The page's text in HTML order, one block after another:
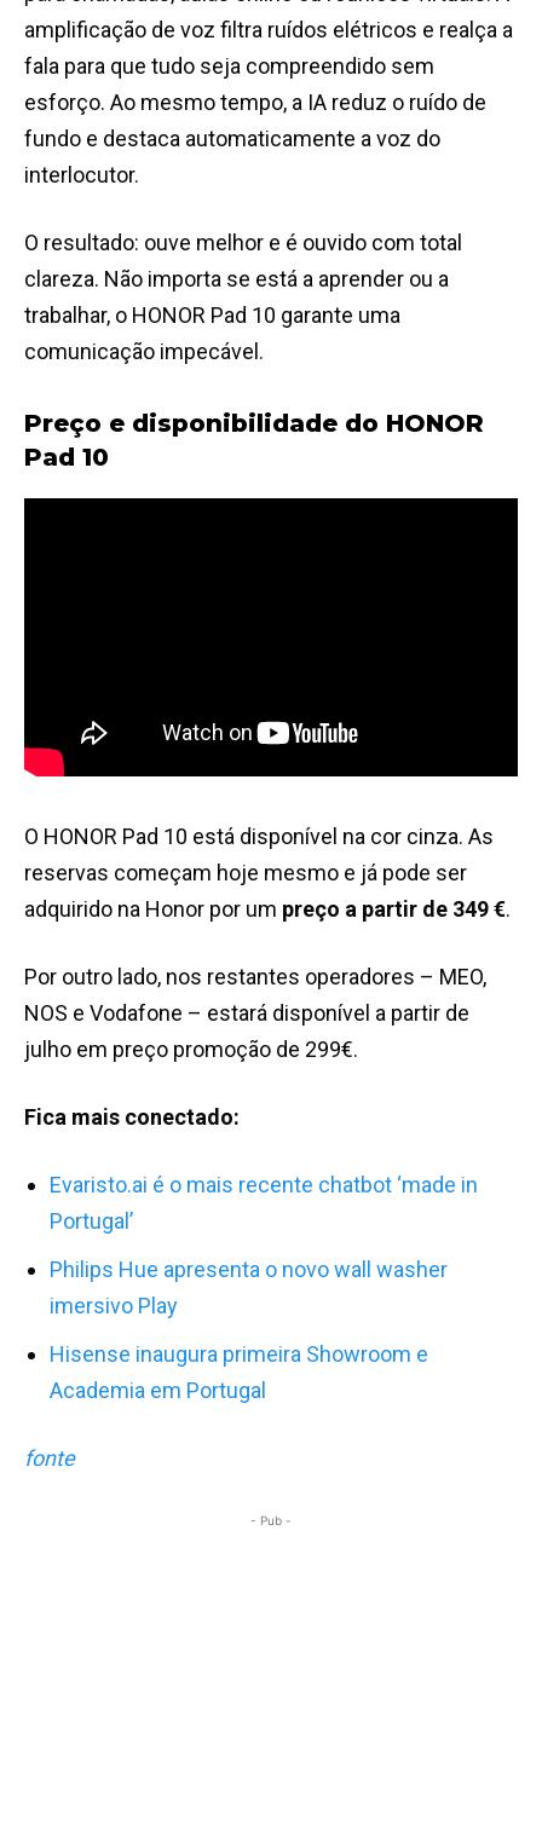
amplificação de voz filtra ruídos elétricos e realça a
fala para que tudo seja compreendido sem
esforço. Ao mesmo tempo, a IA reduz o ruído de
fundo e destaca automaticamente a voz do
interlocutor.
O resultado: ouve melhor e é ouvido com total
clareza. Não importa se está a aprender ou a
trabalhar, o HONOR Pad 10 garante uma
comunicação impecável.
Preço e disponibilidade do HONOR
Pad 10
O HONOR Pad 10 está disponível na cor cinza. As
reservas começam hoje mesmo e já pode ser
adquirido na Honor por um preço a partir de 349 €.
Por outro lado, nos restantes operadores – MEO,
NOS e Vodafone – estará disponível a partir de
julho em preço promoção de 299€.
Fica mais conectado:
Evaristo.ai é o mais recente chatbot ‘made in
Portugal’
Philips Hue apresenta o novo wall washer
imersivo Play
Hisense inaugura primeira Showroom e
Academia em Portugal
fonte
- Pub -